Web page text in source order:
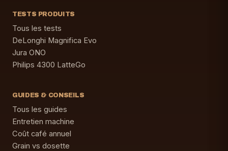
TESTS PRODUITS
Tous les tests
DeLonghi Magnifica Evo
Jura ONO
Philips 4300 LatteGo
GUIDES & CONSEILS
Tous les guides
Entretien machine
Coût café annuel
Grain vs dosette